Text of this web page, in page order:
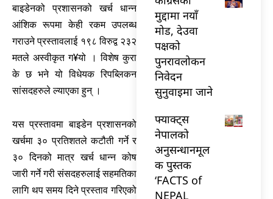
बाइडेनको प्रशासनको खर्च धान्न
आंशिक रूपमा केही रकम उपलब्ध
गराउने प्रस्तावलाई १९८ विरुद्व २३२
मतले अस्वीकृत ग¥यो । विशेष कुरा
के छ भने यो विधेयक रिपब्लिकन
सांसदहरुले ल्याएका हुन् ।
यस प्रस्तावमा बाइडेन प्रशासनको
खर्चमा ३० प्रतिशतले कटौती गर्ने र
३० दिनको मात्र खर्च धान्न कोष
जारी गर्ने गरी संसदहरुलाई सहमतिका
लागि थप समय दिने प्रस्ताव गरिएको
मुद्दामा नयाँ
मोड, देउवा
पक्षको
पुनरावलोकन
निवेदन
सुनुवाइमा जाने
फ्याक्ट्स
नेपालको
अनुसन्धानमूल
क पुस्तक
‘FACTS of
NEPAL